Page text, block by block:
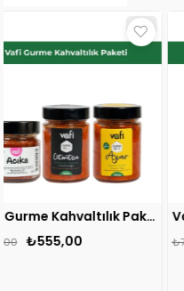
Vafi Gurme Kahvaltılık Paketi
₺740,00